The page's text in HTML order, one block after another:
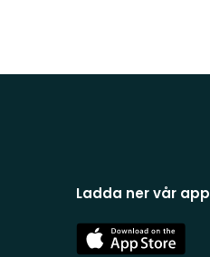
Ladda ner vår app
App
Store